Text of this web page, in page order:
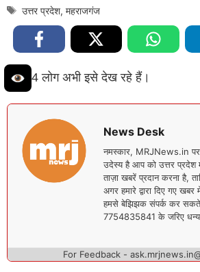
Tags
उत्तर प्रदेश,महराजगंज
4 लोग अभी इसे देख रहे हैं।
News Desk
नमस्कार, MRJNews.in पर
उदेस्य है आप को उत्तर
ताज़ा खबरें प्रदान करना है,
अगर हमारे द्वारा दिए गए
हमसे बेझिझक संपर्क कर
7754835841 के जरिए
For Feedback -